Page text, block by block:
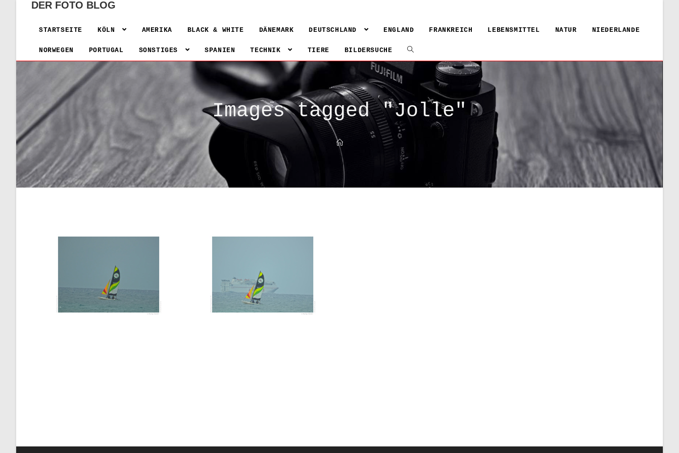
DER FOTO BLOG
STARTSEITE KÖLN AMERIKA BLACK & WHITE DÄNEMARK DEUTSCHLAND ENGLAND FRANKREICH LEBENSMITTEL NATUR NIEDERLANDE
NORWEGEN PORTUGAL SONSTIGES SPANIEN TECHNIK TIERE BILDERSUCHE
Images tagged "Jolle"